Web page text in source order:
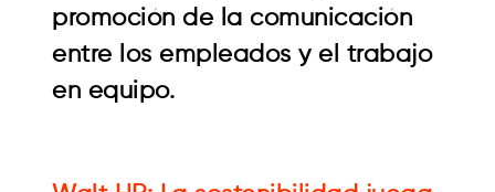
promoción de la comunicación
entre los empleados y el trabajo
en equipo.